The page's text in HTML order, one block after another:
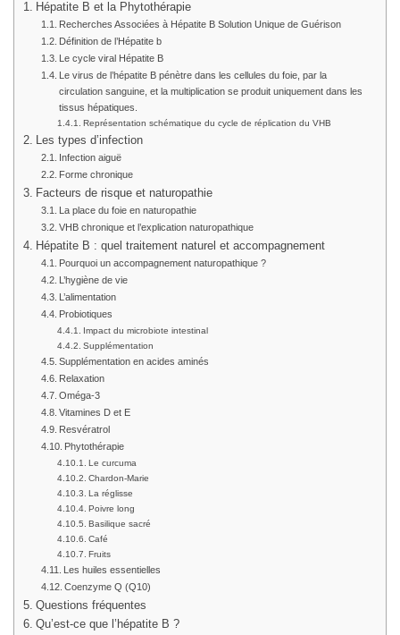
Hépatite B et la Phytothérapie
Recherches Associées à Hépatite B Solution Unique de Guérison
Définition de l’Hépatite b
Le cycle viral Hépatite B
Le virus de l’hépatite B pénètre dans les cellules du foie, par la
circulation sanguine, et la multiplication se produit uniquement dans les
tissus hépatiques.
Représentation schématique du cycle de réplication du VHB
Les types d’infection
Infection aiguë
Forme chronique
Facteurs de risque et naturopathie
La place du foie en naturopathie
VHB chronique et l’explication naturopathique
Hépatite B : quel traitement naturel et accompagnement
Pourquoi un accompagnement naturopathique ?
L’hygiène de vie
L’alimentation
Probiotiques
Impact du microbiote intestinal
Supplémentation
Supplémentation en acides aminés
Relaxation
Oméga-3
Vitamines D et E
Resvératrol
Phytothérapie
Le curcuma
Chardon-Marie
La réglisse
Poivre long
Basilique sacré
Café
Fruits
Les huiles essentielles
Coenzyme Q (Q10)
Questions fréquentes
Qu’est-ce que l’hépatite B ?